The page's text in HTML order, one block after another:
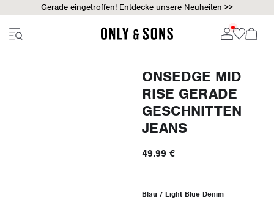
Gerade eingetroffen! Entdecke unsere Neuheiten >>
ONSEDGE MID
RISE GERADE
GESCHNITTEN
JEANS
49.99 €
Blau / Light Blue Denim